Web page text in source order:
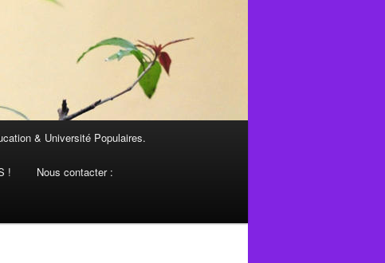
& Université Populaires.
! Nous contacter :